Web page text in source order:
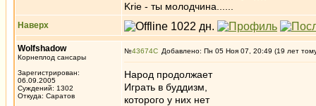
Krie - ты молодчина......
Наверх
Wolfshadow
Корнеплод сансары
Зарегистрирован:
06.09.2005
Суждений: 1302
Откуда: Саратов
№43674 Добавлено: Пн 05 Ноя 07, 20:49 (19 лет
Народ продолжает
Играть в буддизм,
которого у них нет